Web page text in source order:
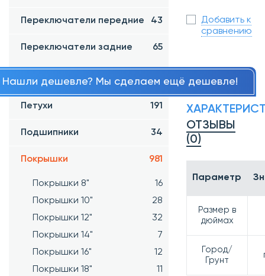
Переключатели передние 43
Переключатели задние 65
Ролики переключателя 7
Петухи 191
Подшипники 34
Покрышки 981
Покрышки 8"
16
Покрышки 10"
28
Покрышки 12"
32
Покрышки 14"
7
Покрышки 16"
12
Покрышки 18"
11
Добавить к
сравнению
Нашли дешевле? Мы сделаем ещё дешевле!
ОТЗЫВЫ
(0)
Параметр
Размер в
дюймах
Город/
Грунт